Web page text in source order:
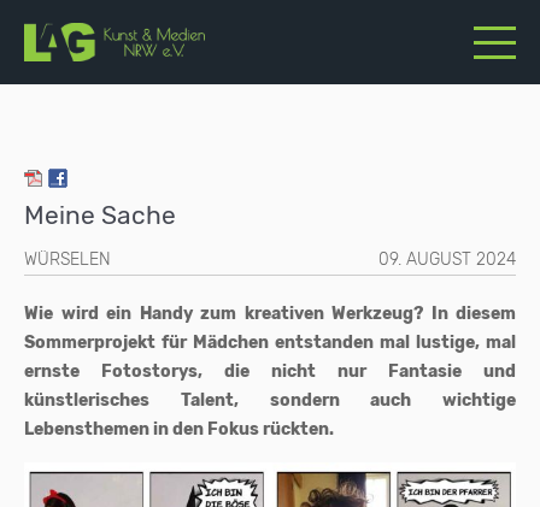
Meine Sache
WÜRSELEN 09. AUGUST 2024
Wie wird ein Handy zum kreativen Werkzeug? In diesem
Sommerprojekt für Mädchen entstanden mal lustige, mal
ernste Fotostorys, die nicht nur Fantasie und
künstlerisches Talent, sondern auch wichtige
Lebensthemen in den Fokus rückten.